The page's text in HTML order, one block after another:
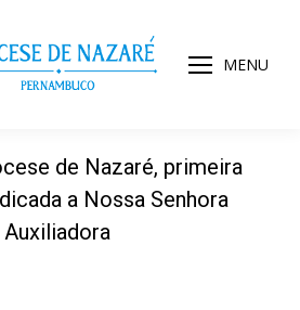
MENU
de Nazaré, primeira
a Nossa Senhora
Auxiliadora